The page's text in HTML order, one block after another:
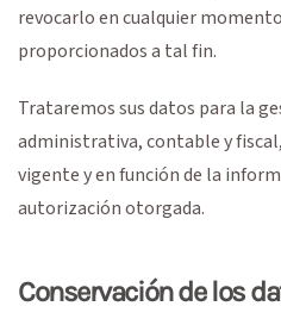
revocarlo en cualquier
proporcionados a tal fin.
Trataremos sus datos para la
administrativa, contable y
vigente y en función de la
autorización otorgada.
Conservación de los